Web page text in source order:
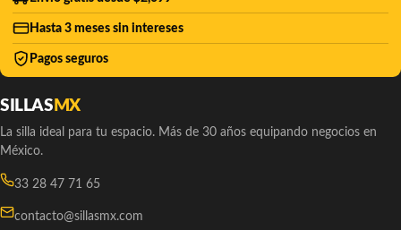
Hasta 3 meses sin intereses
Pagos seguros
SILLAS MX
La silla ideal para tu espacio. Más de 30 años equipando negocios en
México.
33 28 47 71 65
contacto@sillasmx.com